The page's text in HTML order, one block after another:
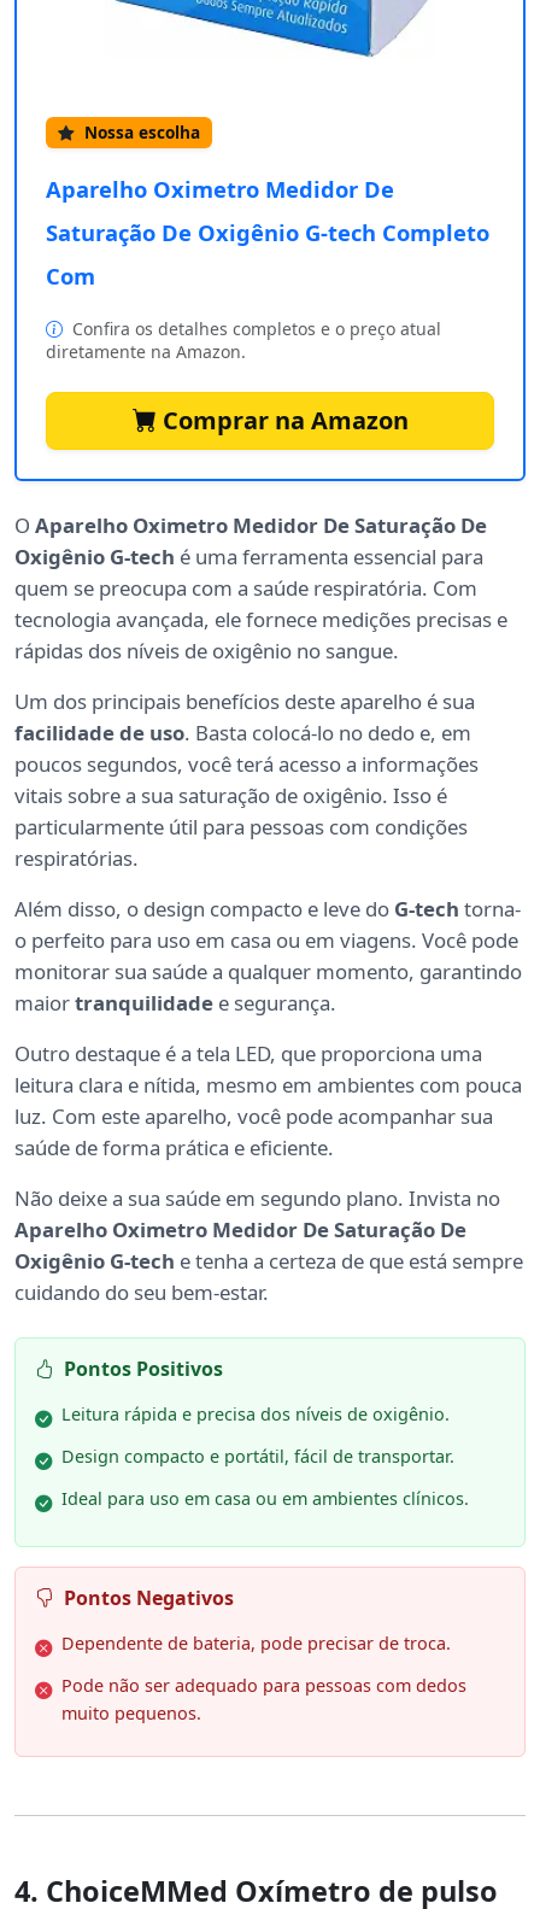
Nossa escolha
Aparelho Oximetro Medidor De
Saturação De Oxigênio G-tech Completo
Com
Confira os detalhes completos e o preço atual
diretamente na Amazon.
Comprar na Amazon
O Aparelho Oximetro Medidor De Saturação De
Oxigênio G-tech é uma ferramenta essencial para
quem se preocupa com a saúde respiratória. Com
tecnologia avançada, ele fornece medições precisas e
rápidas dos níveis de oxigênio no sangue.
Um dos principais benefícios deste aparelho é sua
facilidade de uso. Basta colocá-lo no dedo e, em
poucos segundos, você terá acesso a informações
vitais sobre a sua saturação de oxigênio. Isso é
particularmente útil para pessoas com condições
respiratórias.
Além disso, o design compacto e leve do G-tech torna-
o perfeito para uso em casa ou em viagens. Você pode
monitorar sua saúde a qualquer momento, garantindo
maiortranquilidade e segurança.
Outro destaque é a tela LED, que proporciona uma
leitura clara e nítida, mesmo em ambientes com pouca
luz. Com este aparelho, você pode acompanhar sua
saúde de forma prática e eficiente.
Não deixe a sua saúde em segundo plano. Invista no
Aparelho Oximetro Medidor De Saturação De
Oxigênio G-tech e tenha a certeza de que está sempre
cuidando do seu bem-estar.
Pontos Positivos
Leitura rápida e precisa dos níveis de oxigênio.
Design compacto e portátil, fácil de transportar.
Ideal para uso em casa ou em ambientes clínicos.
Pontos Negativos
Dependente de bateria, pode precisar de troca.
Pode não ser adequado para pessoas com dedos
muito pequenos.
4. ChoiceMMed Oxímetro de pulso